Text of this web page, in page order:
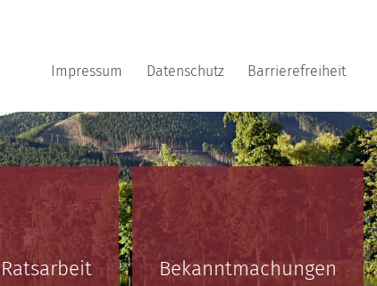
Impressum Datenschutz Barrierefreiheit
Ratsarbeit Bekanntmachungen